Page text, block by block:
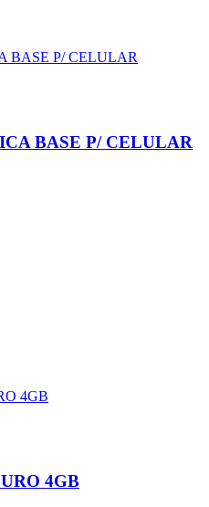
BASE P/ CELULAR
4GB